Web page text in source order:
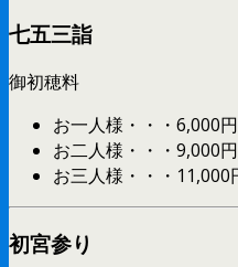
七五三詣
御初穂料
お一人様・・・6,000円
お二人様・・・9,000円
お三人様・・・11,000
初宮参り